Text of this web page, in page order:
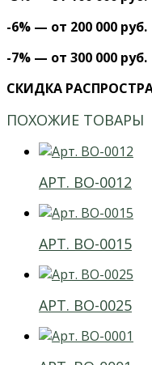
-6% — от 200 000 руб.
-7% — от 300 000 руб.
СКИДКА
ПОХОЖИЕ ТОВАРЫ
АРТ. ВО-0012
АРТ. ВО-0015
АРТ. ВО-0025